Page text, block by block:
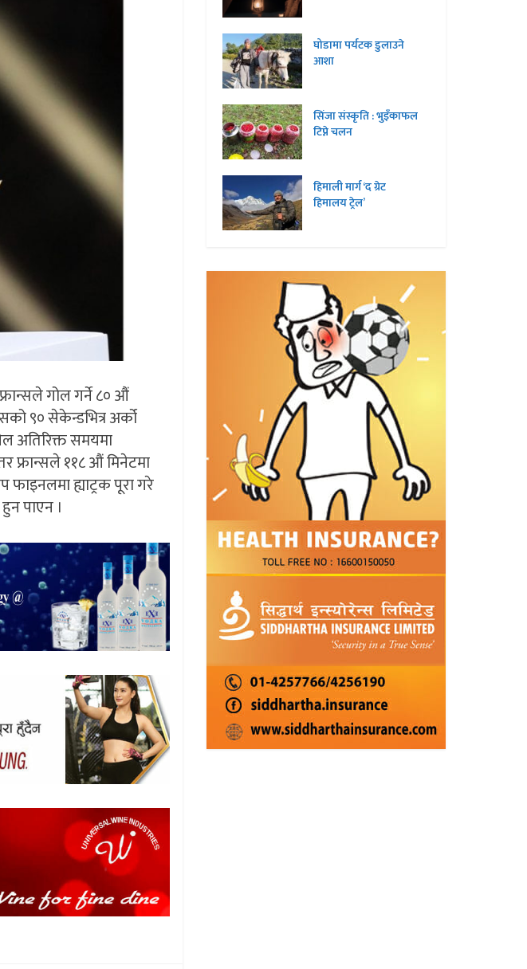
गोल गर्ने ८० ‌औं
९० सेकेन्डभित्र अर्को
अतिरिक्त समयमा
फ्रान्सले ११८ औं मिनेटमा
फाइनलमा ह्याट्रक पूरा गरे
पाएन ।
घोडामा पर्यटक डुलाउने
आशा
सिंजा संस्कृति : भुइँकाफल
टिप्ने चलन
हिमाली मार्ग ‘द ग्रेट
हिमालय ट्रेल’